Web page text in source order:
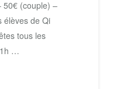
50€ (couple) –
élèves de Qi
tous les
…